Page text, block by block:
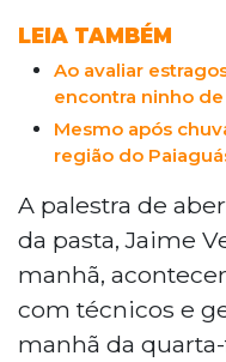
LEIA TAMBÉM
Ao avaliar
encontra ninho
Mesmo após
região do
A palestra de
da pasta, Jaime
manhã,
com técnicos e
manhã da